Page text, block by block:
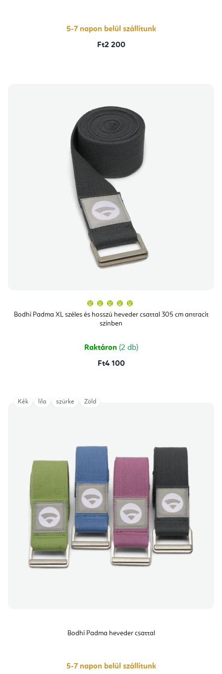
5-7 napon belül szállítunk
Ft2 200
Bodhi Padma XL széles és hosszú heveder csattal 305 cm antracit
színben
átlagos
értékelése
csillag.
Raktáron (2 db)
Ft4 100
Bodhi Padma heveder csattal
5-7 napon belül szállítunk
Kék lila szürke Zöld